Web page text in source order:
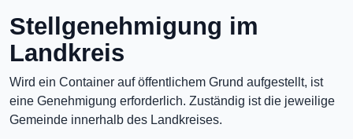
Stellgenehmigung im
Landkreis
Wird ein Container auf öffentlichem Grund aufgestellt, ist
eine Genehmigung erforderlich. Zuständig ist die jeweilige
Gemeinde innerhalb des Landkreises.